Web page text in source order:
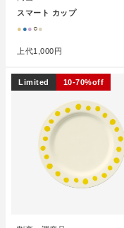
スマート カップ
● ●● ○●
上代1,000円
Limited 10-70%off